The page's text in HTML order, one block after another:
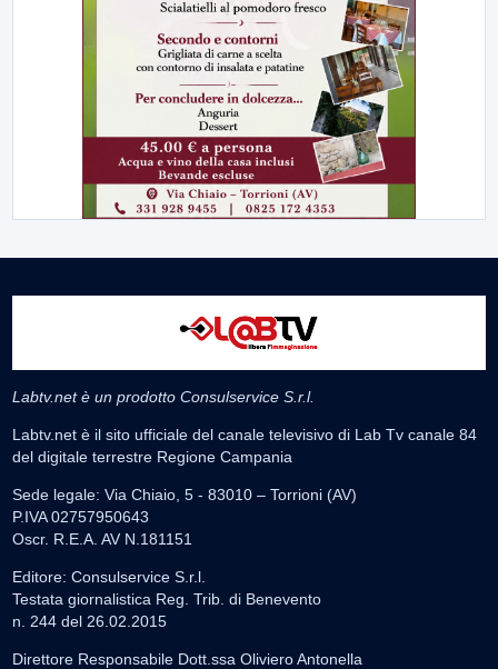
Labtv.net è un prodotto Consulservice S.r.l.
Labtv.net è il sito ufficiale del canale televisivo di Lab Tv canale 84
del digitale terrestre Regione Campania
Sede legale: Via Chiaio, 5 - 83010 – Torrioni (AV)
P.IVA 02757950643
Oscr. R.E.A. AV N.181151
Editore: Consulservice S.r.l.
Testata giornalistica Reg. Trib. di Benevento
n. 244 del 26.02.2015
Direttore Responsabile Dott.ssa Oliviero Antonella